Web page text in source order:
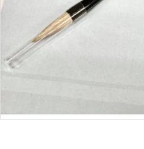
私たちについて
ご利用ガイド
特定商取引法について